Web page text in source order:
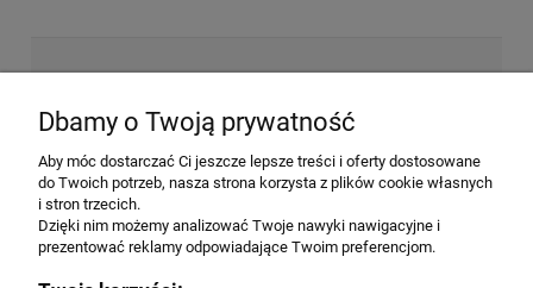
Wyrażam zgodę na przesyłanie informacji
handlowej na poniższy adres email. Więcej w
Polityce prywatności.
Dbamy o Twoją prywatność
Aby móc dostarczać Ci jeszcze lepsze treści i oferty dostosowane
do Twoich potrzeb, nasza strona korzysta z plików cookie własnych
i stron trzecich.
Dzięki nim możemy analizować Twoje nawyki nawigacyjne i
prezentować reklamy odpowiadające Twoim preferencjom.